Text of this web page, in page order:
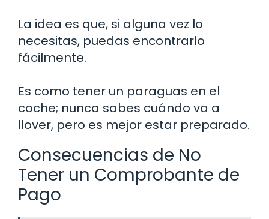
La idea es que, si alguna vez lo
necesitas, puedas encontrarlo
fácilmente.
Es como tener un paraguas en el
coche; nunca sabes cuándo va a
llover, pero es mejor estar preparado.
Consecuencias de No
Tener un Comprobante de
Pago